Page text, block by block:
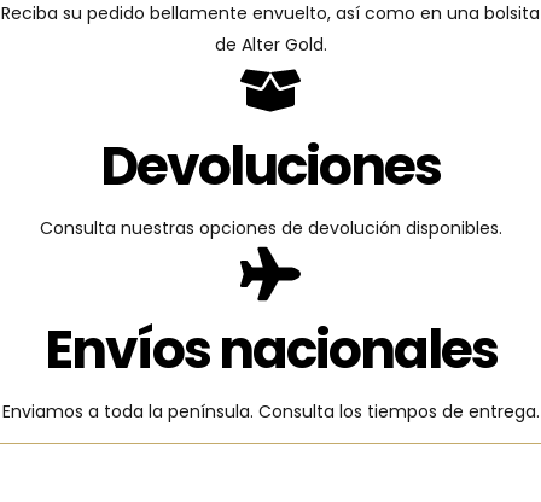
Reciba su pedido bellamente envuelto, así como en una bolsita
de Alter Gold.
Devoluciones
Consulta nuestras opciones de devolución disponibles.
Envíos nacionales
Enviamos a toda la península. Consulta los tiempos de entrega.